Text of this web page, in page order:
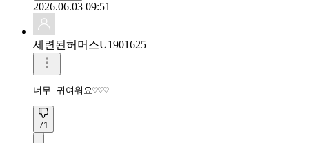
2026.06.03 09:51
세련된허머스U1901625
너무 귀여워요♡♡♡
71